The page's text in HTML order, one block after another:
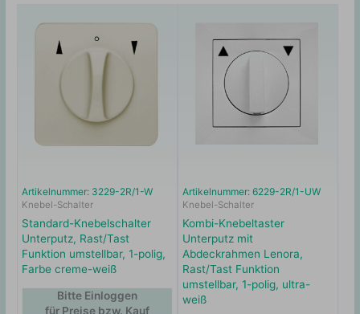
Artikelnummer: 3229-2R/1-W
Knebel-Schalter
Standard-Knebelschalter
Unterputz, Rast/Tast
Funktion umstellbar, 1-polig,
Farbe creme-weiß
Bitte Einloggen
für Preise bzw. Kauf
Artikelnummer: 6229-2R/1-UW
Knebel-Schalter
Kombi-Knebeltaster
Unterputz mit
Abdeckrahmen Lenora,
Rast/Tast Funktion
umstellbar, 1-polig, ultra-
weiß